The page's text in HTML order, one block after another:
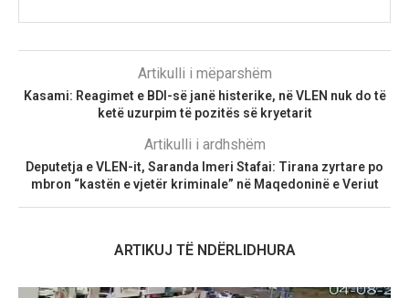
Artikulli i mëparshëm
Kasami: Reagimet e BDI-së janë histerike, në VLEN nuk do të
ketë uzurpim të pozitës së kryetarit
Artikulli i ardhshëm
Deputetja e VLEN-it, Saranda Imeri Stafai: Tirana zyrtare po
mbron “kastën e vjetër kriminale” në Maqedoninë e Veriut
ARTIKUJ TË NDËRLIDHURA